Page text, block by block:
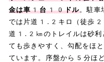
金は車1台10ドル。駐車
では片道1.2キロ（徒歩
道1.2㎞のトレイルは砂利
ても歩きやすく、勾配をほ
ています。序盤から5分ほ